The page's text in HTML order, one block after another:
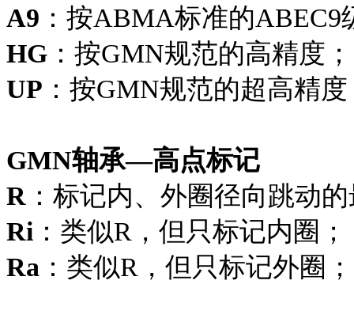
A9 ：按ABMA标准的ABEC9
HG ：按GMN规范的高精度；
UP ：按GMN规范的超高精
GMN轴承—高点标记
R ：标记内、外圈径向跳动
Ri ：类似R，但只标记内圈；
Ra ：类似R，但只标记外圈；